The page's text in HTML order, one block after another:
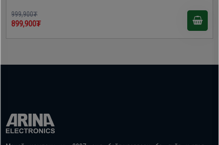
999,900₮
899,900₮